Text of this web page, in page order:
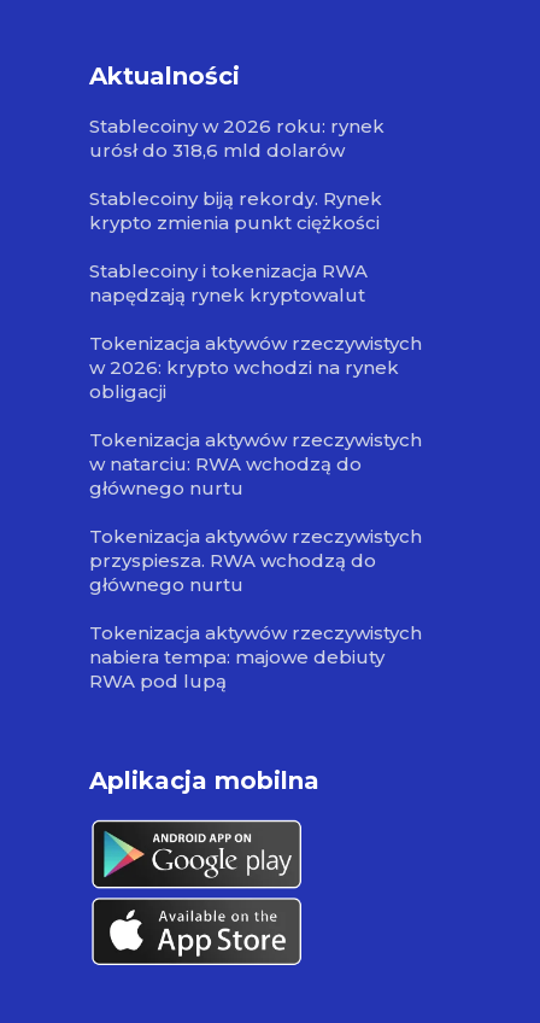
Aktualności
Stablecoiny w 2026 roku: rynek
urósł do 318,6 mld dolarów
Stablecoiny biją rekordy. Rynek
krypto zmienia punkt ciężkości
Stablecoiny i tokenizacja RWA
napędzają rynek kryptowalut
Tokenizacja aktywów rzeczywistych
w 2026: krypto wchodzi na rynek
obligacji
Tokenizacja aktywów rzeczywistych
w natarciu: RWA wchodzą do
głównego nurtu
Tokenizacja aktywów rzeczywistych
przyspiesza. RWA wchodzą do
głównego nurtu
Tokenizacja aktywów rzeczywistych
nabiera tempa: majowe debiuty
RWA pod lupą
Aplikacja mobilna